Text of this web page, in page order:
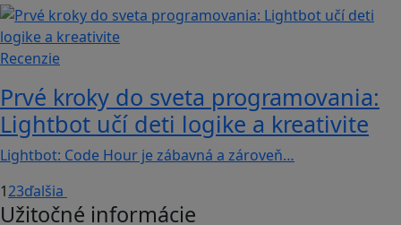
Recenzie
Prvé kroky do sveta programovania:
Lightbot učí deti logike a kreativite
Lightbot: Code Hour je zábavná a zároveň…
123ďalšia
Užitočné informácie